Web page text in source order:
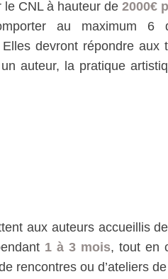
CNL à hauteur de 2000€
au maximum 6
devront répondre aux
auteur, la pratique
aux auteurs accueillis
1 à 3 mois, tout en
rencontres ou d’ateliers